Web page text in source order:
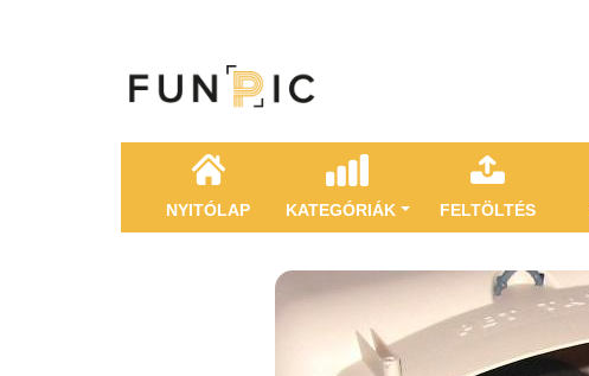
NYITÓLAP KATEGÓRIÁK FELTÖLTÉS